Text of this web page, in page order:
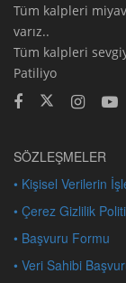
Tüm kalpleri
varız..
Tüm kalpleri
Patiliyo
SÖZLEŞMELER
• Kişisel Verilerin
• Çerez Gizlilik
• Başvuru Formu
• Veri Sahibi